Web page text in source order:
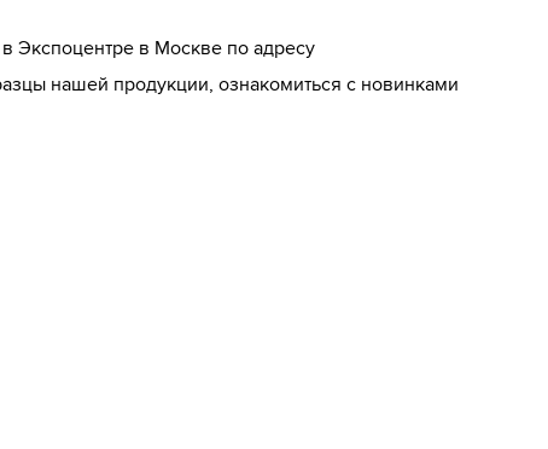
Экспоцентре в Москве по адресу
нашей продукции, ознакомиться с новинками